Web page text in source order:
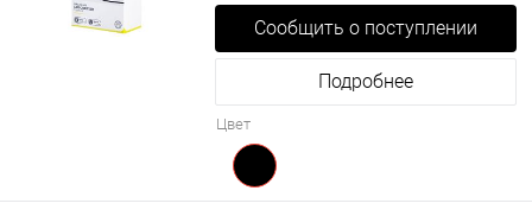
Сообщить о поступлении
Подробнее
Цвет